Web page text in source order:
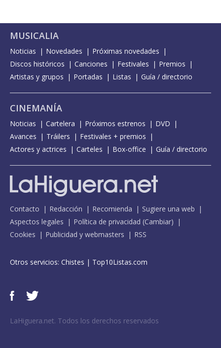
MUSICALIA
Noticias Novedades
Próximas novedades
Discos históricos
Canciones Festivales
Premios
Artistas y grupos
Portadas Listas Guía / directorio
CINEMANÍA
Noticias Cartelera Próximos estrenos
DVD
Avances
Tráilers
Festivales + premios
Actores y actrices
Carteles Box-office Guía / directorio
Contacto Redacción Recomienda
Sugiere una web
Aspectos legales
Política de privacidad (Cambiar)
Cookies
Publicidad y webmasters RSS
Otros servicios: Chistes | Top10Listas.com
LaHiguera.net. Todos los derechos reservados